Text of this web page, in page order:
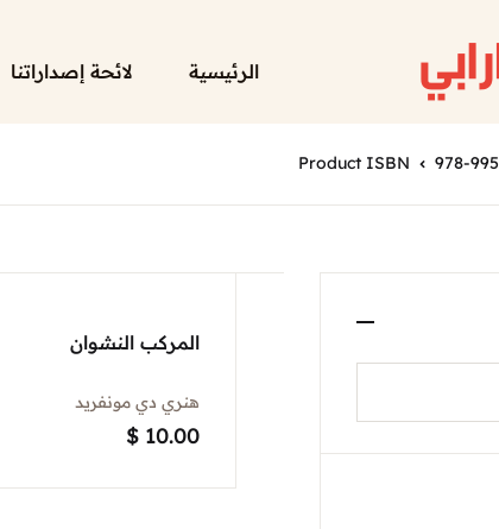
الرئيسية لائحة إصداراتنا
Product ISBN 978-
المركب النشوان
هنري دي مونفريد
$ 10.00